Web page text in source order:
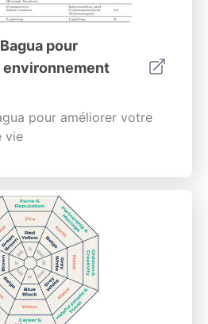
pour
pour améliorer votre
vie